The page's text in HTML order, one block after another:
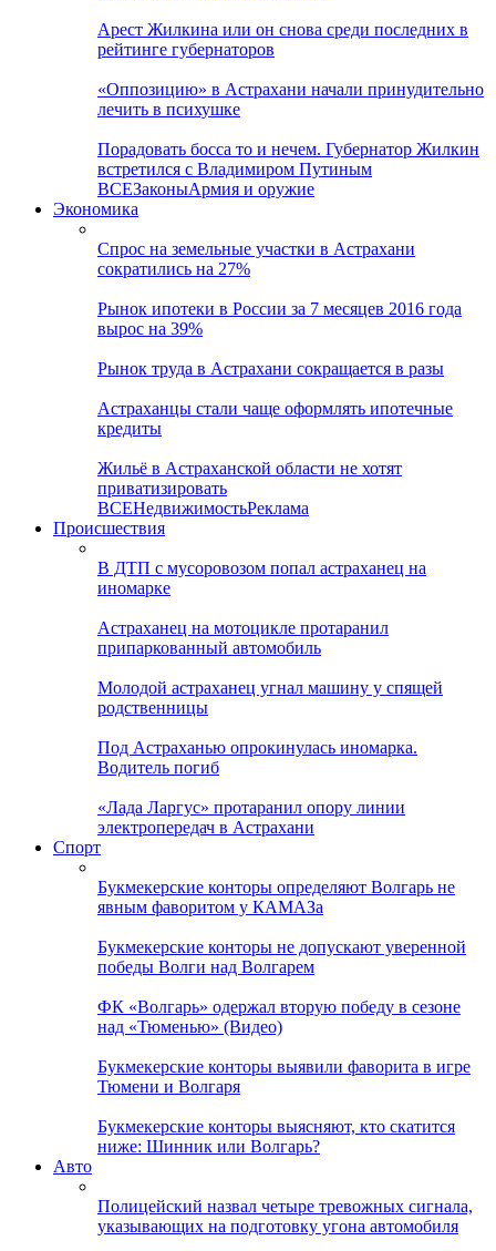
Арест Жилкина или он снова среди последних в
рейтинге губернаторов
«Оппозицию» в Астрахани начали принудительно
лечить в психушке
Порадовать босса то и нечем. Губернатор Жилкин
встретился с Владимиром Путиным
ВСЕЗаконыАрмия и оружие
Экономика
Спрос на земельные участки в Астрахани
сократились на 27%
Рынок ипотеки в России за 7 месяцев 2016 года
вырос на 39%
Рынок труда в Астрахани сокращается в разы
Астраханцы стали чаще оформлять ипотечные
кредиты
Жильё в Астраханской области не хотят
приватизировать
ВСЕНедвижимостьРеклама
Происшествия
В ДТП с мусоровозом попал астраханец на
иномарке
Астраханец на мотоцикле протаранил
припаркованный автомобиль
Молодой астраханец угнал машину у спящей
родственницы
Под Астраханью опрокинулась иномарка.
Водитель погиб
«Лада Ларгус» протаранил опору линии
электропередач в Астрахани
Спорт
Букмекерские конторы определяют Волгарь не
явным фаворитом у КАМАЗа
Букмекерские конторы не допускают уверенной
победы Волги над Волгарем
ФК «Волгарь» одержал вторую победу в сезоне
над «Тюменью» (Видео)
Букмекерские конторы выявили фаворита в игре
Тюмени и Волгаря
Букмекерские конторы выясняют, кто скатится
ниже: Шинник или Волгарь?
Авто
Полицейский назвал четыре тревожных сигнала,
указывающих на подготовку угона автомобиля